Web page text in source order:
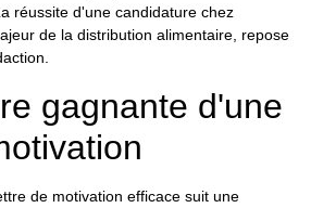
réussite d'une candidature chez
de la distribution alimentaire, repose
gagnante d'une
de motivation efficace suit une